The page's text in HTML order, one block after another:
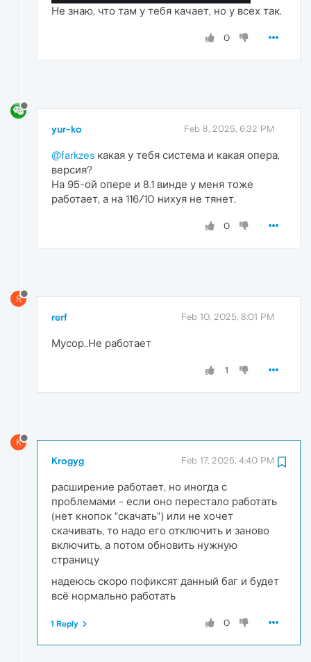
Не знаю, что там у тебя качает, но у всех так.
0
yur-ko Feb 8, 2025, 6:32 PM
@farkzes какая у тебя система и какая опера,
версия?
На 95-ой опере и 8.1 винде у меня тоже
работает, а на 116/10 нихуя не тянет.
0
R
rerf Feb 10, 2025, 8:01 PM
Мусор..Не работает
1
K
Krogyg Feb 17, 2025, 4:40 PM
расширение работает, но иногда с
проблемами - если оно перестало работать
(нет кнопок "скачать") или не хочет
скачивать, то надо его отключить и заново
включить, а потом обновить нужную
страницу
надеюсь скоро пофиксят данный баг и будет
всё нормально работать
0
1 Reply